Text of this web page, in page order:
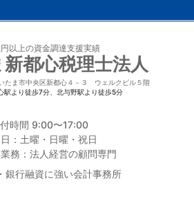
以上の資金調達支援実績
都心税理士法人
たま市中央区新都心４－３ ウェルクビル５階
駅より徒歩7分、北与野駅より徒歩5分
時間 9:00〜17:00
：土曜・日曜・祝日
務：法人経営の顧問専門
銀行融資に強い会計事務所